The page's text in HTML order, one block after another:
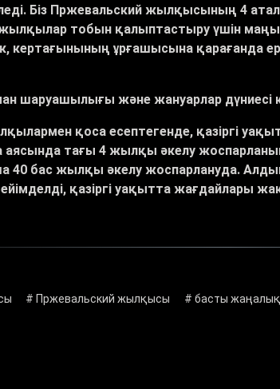
Біз Пржевальский жылқысының 4
жылқылар тобын қалыптастыру үшін
кертағынының ұрғашысына қарағанда
шаруашылығы және жануарлар дүниесі
қоса есептегенде, қазіргі
аясында тағы 4 жылқы әкелу
40 бас жылқы әкелу жоспарлануда.
қазіргі уақытта жағдайлары
# Пржевальский жылқысы # басты жаңалық